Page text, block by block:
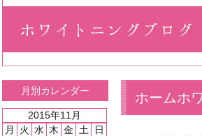
ホームホ
月別カレンダー
2015年11月
月
火 水 木 金 土
日